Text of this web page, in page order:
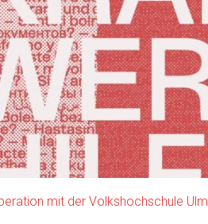
mit der Volkshochschule Ulm